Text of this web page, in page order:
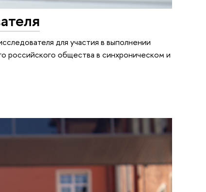
для участия в выполнении
российского общества в синхроническом и